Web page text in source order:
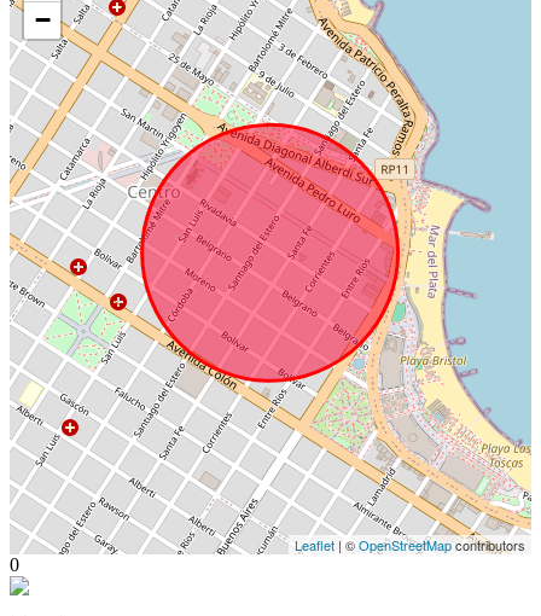
−
Leaflet | ©OpenStreetMapcontributors
0